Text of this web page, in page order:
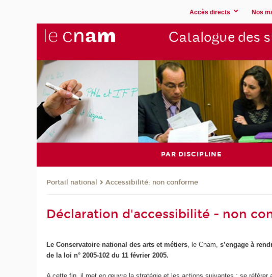
Accès directs Nos
Catalogue des
PAR DISCIPLINE
Portail national Accessibilité: non conforme
Déclaration d'accessibilité - non
Le Conservatoire national des arts et métiers , le Cnam,s’engage à
de la loi n° 2005-102 du 11 février 2005.